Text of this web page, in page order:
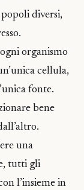
diversi,
organismo
cellula,
fonte.
bene
una
tutti gli
l’insieme in